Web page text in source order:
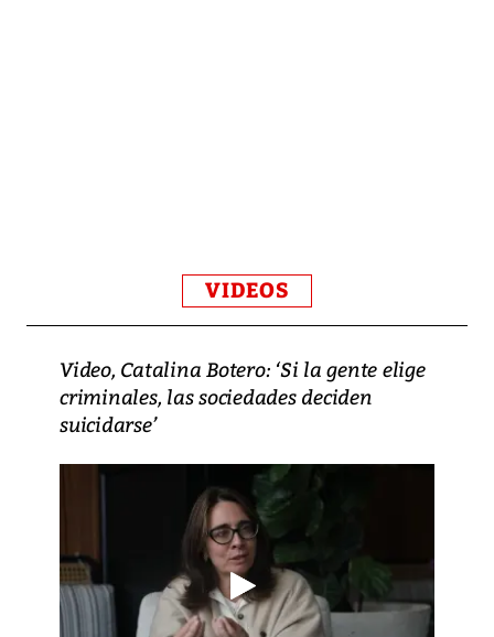
VIDEOS
Video, Catalina Botero: ‘Si la gente elige
criminales, las sociedades deciden
suicidarse’